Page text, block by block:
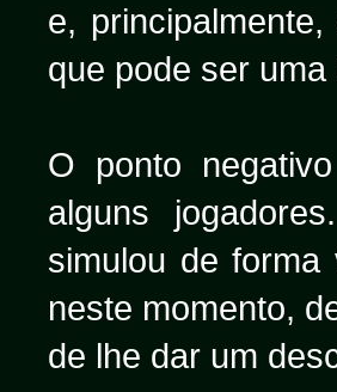
e,
que pode ser
O ponto
alguns
simulou de
neste momento,
de lhe dar um